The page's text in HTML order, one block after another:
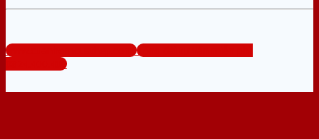
www.cuanhomcuathep.com
Tổng đài tư vấn miễn phí:
0824.400.400